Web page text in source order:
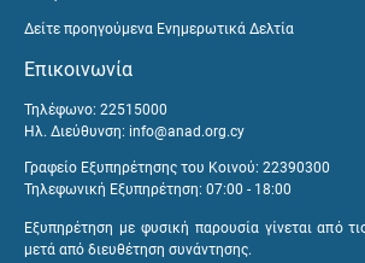
Δείτε προηγούμενα Ενημερωτικά Δελτία
Επικοινωνία
Τηλέφωνο: 22515000
Ηλ. Διεύθυνση: info@anad.org.cy
Γραφείο Εξυπηρέτησης του Κοινού: 22390300
Τηλεφωνική Εξυπηρέτηση: 07:00 - 18:00
Εξυπηρέτηση με φυσική παρουσία γίνεται από
μετά από διευθέτηση συνάντησης.